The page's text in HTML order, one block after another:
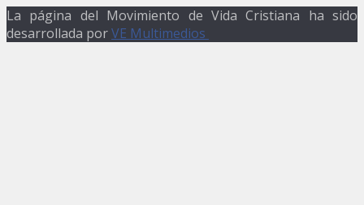
La página del Movimiento de Vida Cristiana ha sido
desarrollada porVE Multimedios